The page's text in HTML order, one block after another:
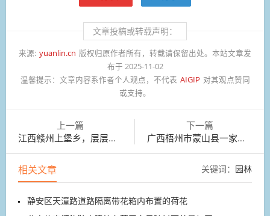
文章投稿或转载声明：
来源: yuanlin.cn 版权归原作者所有，转载请保留出处。本站文章发
布于 2025-11-02
温馨提示： 文章内容系作者个人观点，不代表 AIGIP 对其观点赞同
或支持。
上一篇
江西赣州上堡乡，层层叠叠的梯田与农家房屋相映成画
下一篇
广西梧州市蒙山县一家香云纱企业的晒场
相关文章 关键词： 园林
静安区天潼路道路隔离带花箱内布置的荷花